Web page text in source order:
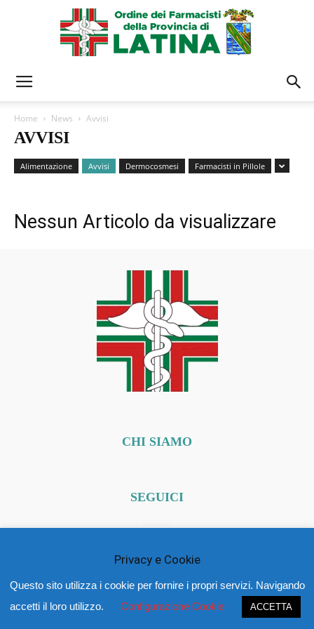
Latina
Home News Avvisi
AVVISI
Alimentazione Avvisi Dermocosmesi Farmacisti in Pillole
Nessun Articolo da visualizzare
CHI SIAMO
SEGUICI
© Copyright 2019 - Ordine dei Farmacisti Latina
Privacy e Cookie
Questo sito utilizza i cookie per fornire i propri servizi. Navigando
accetti il loro utilizzo.
Configurazione Cookie ACCETTA